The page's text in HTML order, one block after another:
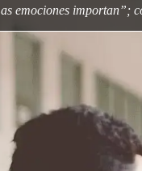
“Las emociones